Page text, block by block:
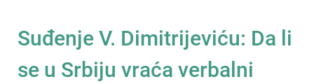
Suđenje V. Dimitrijeviću: Da li
se u Srbiju vraća verbalni